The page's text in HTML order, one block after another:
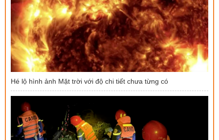
Hé lộ hình ảnh Mặt trời với độ chi tiết chưa từng có